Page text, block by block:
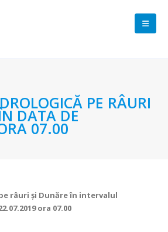
PE RÂURI
DATA DE
07.00
râuri şi Dunăre în intervalul
ora 07.00